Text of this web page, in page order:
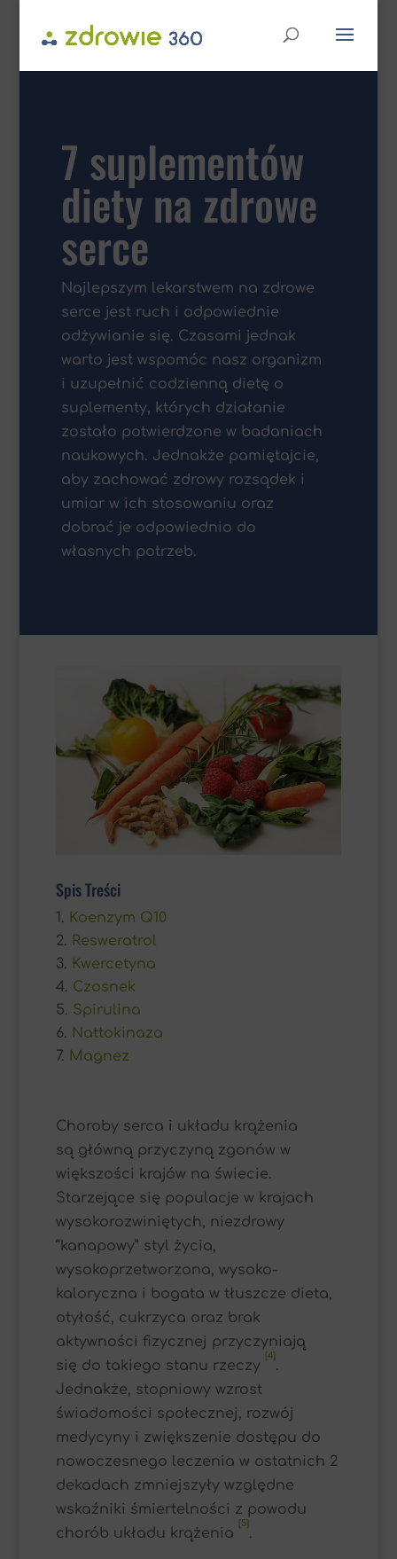
7 suplementów
diety na zdrowe
serce
Najlepszym lekarstwem na zdrowe
serce jest ruch i odpowiednie
odżywianie się. Czasami jednak
warto jest wspomóc nasz organizm
i uzupełnić codzienną dietę o
suplementy, których działanie
zostało potwierdzone w badaniach
naukowych. Jednakże pamiętajcie,
aby zachować zdrowy rozsądek i
umiar w ich stosowaniu oraz
dobrać je odpowiednio do
własnych potrzeb.
Spis Treści
Koenzym Q10
Resweratrol
Kwercetyna
Czosnek
Spirulina
Nattokinaza
Magnez
Choroby serca i układu krążenia
są główną przyczyną zgonów w
większości krajów na świecie.
Starzejące się populacje w krajach
wysokorozwiniętych, niezdrowy
“kanapowy” styl życia,
wysokoprzetworzona, wysoko-
kaloryczna i bogata w tłuszcze dieta,
otyłość, cukrzyca oraz brak
aktywności fizycznej przyczyniają
się do takiego stanu rzeczy
[4]
.
Jednakże, stopniowy wzrost
świadomości społecznej, rozwój
medycyny i zwiększenie dostępu do
nowoczesnego leczenia w ostatnich 2
dekadach zmniejszyły względne
wskaźniki śmiertelności z powodu
chorób układu krążenia
[5]
.